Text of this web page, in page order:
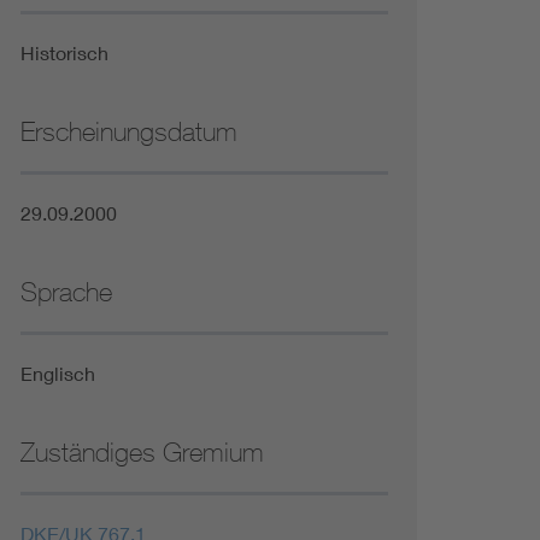
Historisch
Erscheinungsdatum
29.09.2000
Sprache
Englisch
Zuständiges Gremium
DKE/UK 767.1